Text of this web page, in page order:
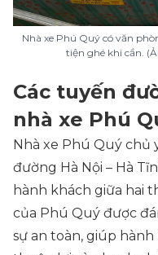
Nhà xe Phú Quý có văn
tiện ghé khi cần.
Các tuyến
nhà xe Phú
Nhà xe Phú Quý
đường Hà Nội – Hà
hành khách giữa hai
của Phú Quý được
sự an toàn, giúp